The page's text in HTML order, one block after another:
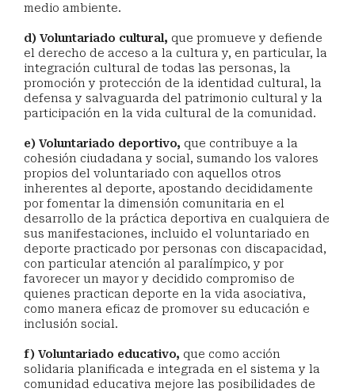
medio ambiente.
d) Voluntariado cultural, que promueve y defiende
el derecho de acceso a la cultura y, en particular, la
integración cultural de todas las personas, la
promoción y protección de la identidad cultural, la
defensa y salvaguarda del patrimonio cultural y la
participación en la vida cultural de la comunidad.
e) Voluntariado deportivo, que contribuye a la
cohesión ciudadana y social, sumando los valores
propios del voluntariado con aquellos otros
inherentes al deporte, apostando decididamente
por fomentar la dimensión comunitaria en el
desarrollo de la práctica deportiva en cualquiera de
sus manifestaciones, incluido el voluntariado en
deporte practicado por personas con discapacidad,
con particular atención al paralímpico, y por
favorecer un mayor y decidido compromiso de
quienes practican deporte en la vida asociativa,
como manera eficaz de promover su educación e
inclusión social.
f) Voluntariado educativo, que como acción
solidaria planificada e integrada en el sistema y la
comunidad educativa mejore las posibilidades de